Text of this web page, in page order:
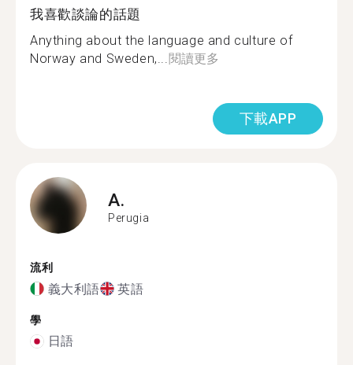
我喜歡談論的話題
Anything about the language and culture of
Norway and Sweden,...閱讀更多
下載APP
A.
Perugia
流利
義大利語 英語
學
日語